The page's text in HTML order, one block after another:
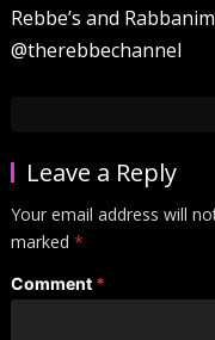
Rebbe’s and
@therebbechannel
Leave a Reply
Your email address will
marked *
Comment *